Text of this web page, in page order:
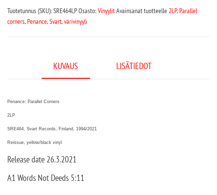
Tuotetunnus (SKU):SRE464LPOsasto:VinyylitAvainsanat tuotteelle2LP,Parallel
corners,Penance,Svart,värivinyyli
KUVAUS LISÄTIEDOT
Penance: Parallel Corners
2LP
SRE464, Svart Records, Finland, 1994/2021
Reissue, yellow/black vinyl
Release date 26.3.2021
A1 Words Not Deeds 5:11